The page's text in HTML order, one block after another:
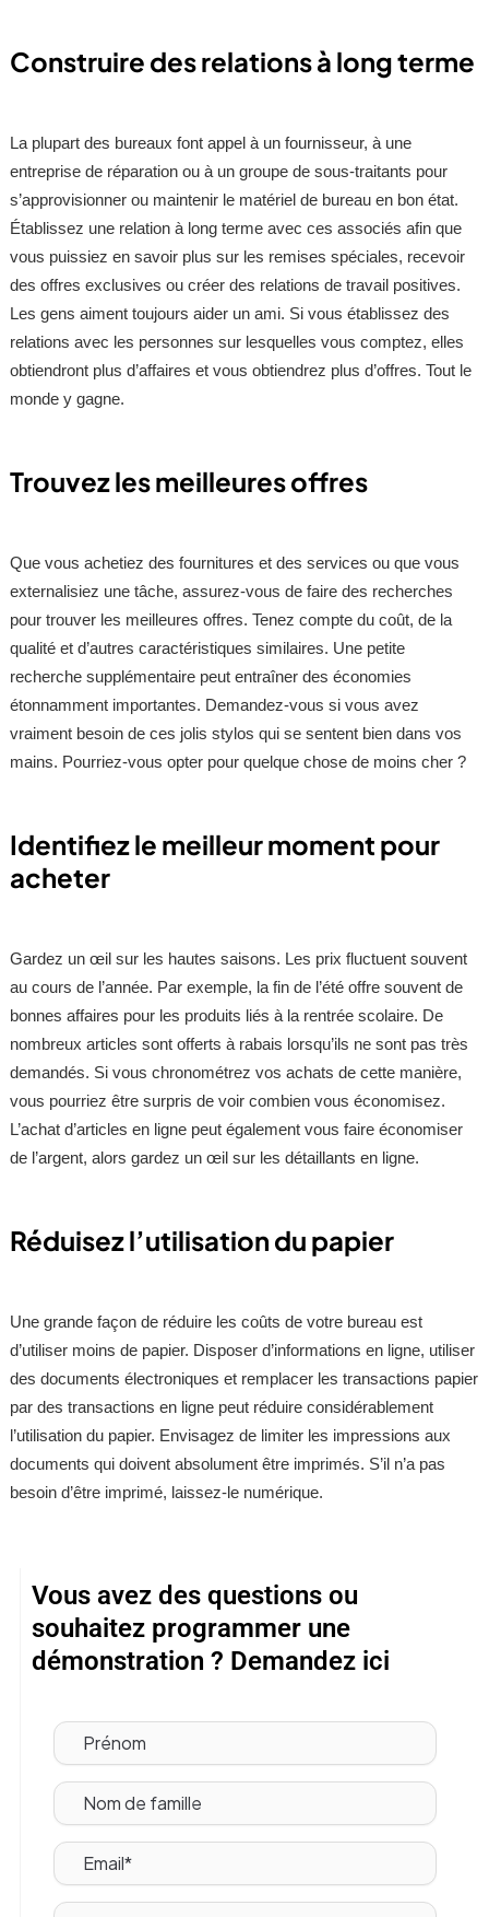
Construire des relations à long terme
La plupart des bureaux font appel à un fournisseur, à une
entreprise de réparation ou à un groupe de sous-traitants pour
s’approvisionner ou maintenir le matériel de bureau en bon état.
Établissez une relation à long terme avec ces associés afin que
vous puissiez en savoir plus sur les remises spéciales, recevoir
des offres exclusives ou créer des relations de travail positives.
Les gens aiment toujours aider un ami. Si vous établissez des
relations avec les personnes sur lesquelles vous comptez, elles
obtiendront plus d’affaires et vous obtiendrez plus d’offres. Tout le
monde y gagne.
Trouvez les meilleures offres
Que vous achetiez des fournitures et des services ou que vous
externalisiez une tâche, assurez-vous de faire des recherches
pour trouver les meilleures offres. Tenez compte du coût, de la
qualité et d’autres caractéristiques similaires. Une petite
recherche supplémentaire peut entraîner des économies
étonnamment importantes. Demandez-vous si vous avez
vraiment besoin de ces jolis stylos qui se sentent bien dans vos
mains. Pourriez-vous opter pour quelque chose de moins cher ?
Identifiez le meilleur moment pour
acheter
Gardez un œil sur les hautes saisons. Les prix fluctuent souvent
au cours de l’année. Par exemple, la fin de l’été offre souvent de
bonnes affaires pour les produits liés à la rentrée scolaire. De
nombreux articles sont offerts à rabais lorsqu’ils ne sont pas très
demandés. Si vous chronométrez vos achats de cette manière,
vous pourriez être surpris de voir combien vous économisez.
L’achat d’articles en ligne peut également vous faire économiser
de l’argent, alors gardez un œil sur les détaillants en ligne.
Réduisez l’utilisation du papier
Une grande façon de réduire les coûts de votre bureau est
d’utiliser moins de papier. Disposer d’informations en ligne, utiliser
des documents électroniques et remplacer les transactions papier
par des transactions en ligne peut réduire considérablement
l’utilisation du papier. Envisagez de limiter les impressions aux
documents qui doivent absolument être imprimés. S’il n’a pas
besoin d’être imprimé, laissez-le numérique.
Vous avez des questions ou
souhaitez programmer une
démonstration ? Demandez ici